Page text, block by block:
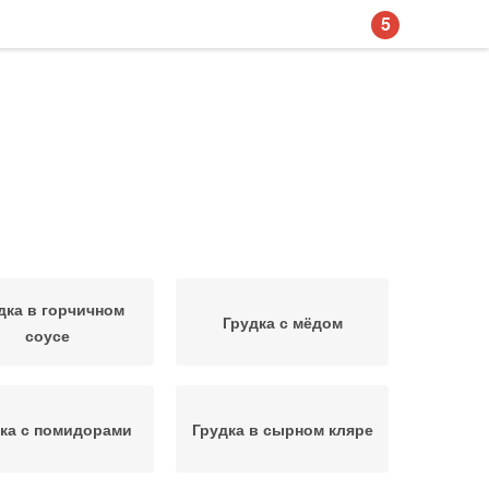
в горчичном
соусе
Грудка с мёдом
с помидорами Грудка в сырном кляре
5